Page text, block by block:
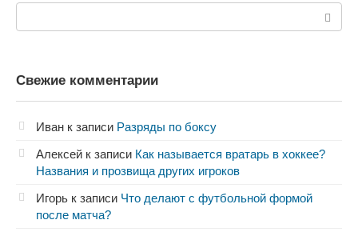
Свежие комментарии
Иван к записи Разряды по боксу
Алексей к записи Как называется вратарь в хоккее?
Названия и прозвища других игроков
Игорь к записи Что делают с футбольной формой
после матча?